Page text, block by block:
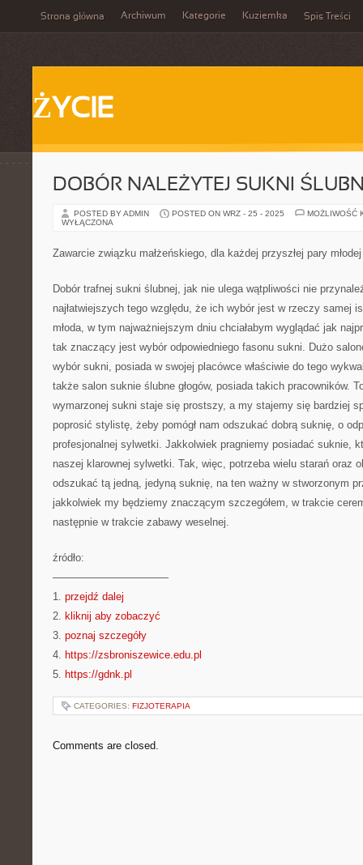
Strona główna Archiwum Kategorie Kuziemka Spis Treści
ŻYCIE
DOBÓR NALEŻYTEJ SUKNI
POSTED BY ADMIN POSTED ON WRZ - 25 - 2025
MOŻLIWOŚĆ
WYŁĄCZONA
Zawarcie związku małżeńskiego, dla każdej przyszłej pary
Dobór trafnej sukni ślubnej, jak nie ulega wątpliwości nie
najłatwiejszych tego względu, że ich wybór jest w rzeczy samej
młoda, w tym najważniejszym dniu chciałabym wyglądać jak
tak znaczący jest wybór odpowiedniego fasonu sukni. Dużo
wybór sukni, posiada w swojej placówce właściwie do tego
także salon suknie ślubne głogów, posiada takich pracowników.
wymarzonej sukni staje się prostszy, a my stajemy się bardziej
poprosić stylistę, żeby pomógł nam odszukać dobrą suknię, o
profesjonalnej sylwetki. Jakkolwiek pragniemy posiadać suknie,
naszej klarownej sylwetki. Tak, więc, potrzeba wielu starań oraz
odszukać tą jedną, jedyną suknię, na ten ważny w stworzonym
jakkolwiek my będziemy znaczącym szczegółem, w trakcie
następnie w trakcie zabawy weselnej.
źródło:
———————————
1. przejdź dalej
2. kliknij aby zobaczyć
3. poznaj szczegóły
4. https://zsbroniszewice.edu.pl
5. https://gdnk.pl
CATEGORIES: FIZJOTERAPIA
Comments are closed.